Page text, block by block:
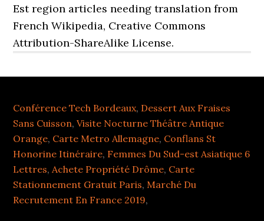
Est region articles needing translation from
French Wikipedia, Creative Commons
Attribution-ShareAlike License.
Conférence Tech Bordeaux, Dessert Aux Fraises
Sans Cuisson,Visite Nocturne Théâtre Antique
Orange, Carte Metro Allemagne, Conflans St
Honorine Itinéraire, Femmes Du Sud-est Asiatique 6
Lettres,Achete Propriété Drôme, Carte
Stationnement Gratuit Paris,Marché Du
Recrutement En France 2019,